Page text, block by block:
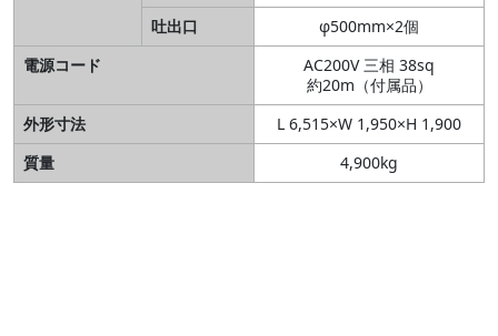
吐出口
φ500mm×2個
電源コード
AC200V 三相 38sq
約20m（付属品）
外形寸法
L 6,515×W 1,950×H 1,900
質量
4,900kg